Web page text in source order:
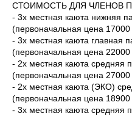
СТОИМОСТЬ ДЛЯ ЧЛЕНОВ
- 3х местная каюта нижняя
(первоначальная цена 17000
- 3х местная каюта главная
(первоначальная цена 22000
- 2х местная каюта средняя
(первоначальная цена 27000
- 2х местная каюта (ЭКО)
(первоначальная цена 18900
- 3х местная каюта средняя